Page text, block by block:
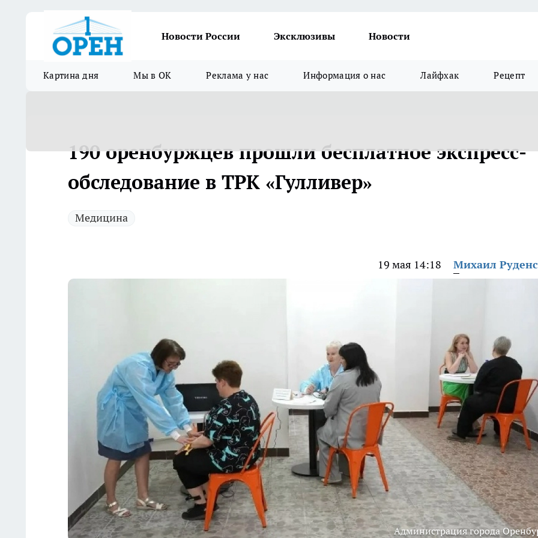
Новости России Эксклюзивы Новости
Картина дня Мы в ОК Реклама у нас Информация о нас Лайфхак Рецепт
190 оренбуржцев прошли бесплатное экспресс-
обследование в ТРК «Гулливер»
Медицина
19 мая 14:18 Михаил
Администрация города